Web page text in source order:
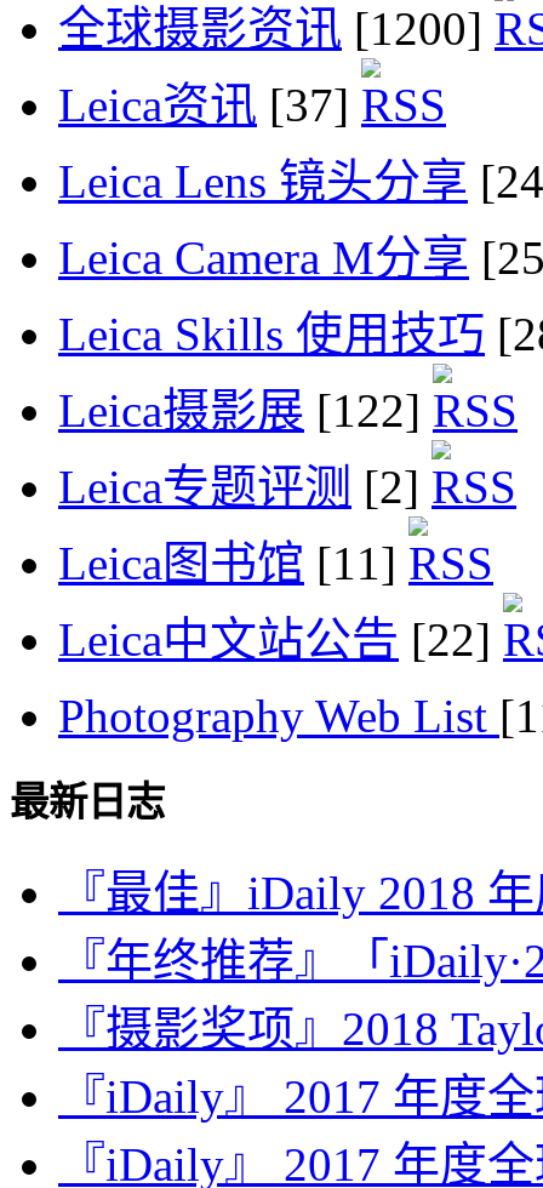
全球摄影资讯 [1200]
Leica资讯 [37]
Leica Lens 镜头分享
Leica Camera M分享
Leica Skills 使用技巧
Leica摄影展 [122]
Leica专题评测 [2]
Leica图书馆 [11]
Leica中文站公告 [22]
Photography Web List
最新日志
『最佳』iDaily 2018
『年终推荐』「
『摄影奖项』2018
『iDaily』 2017 年度
『iDaily』 2017 年度